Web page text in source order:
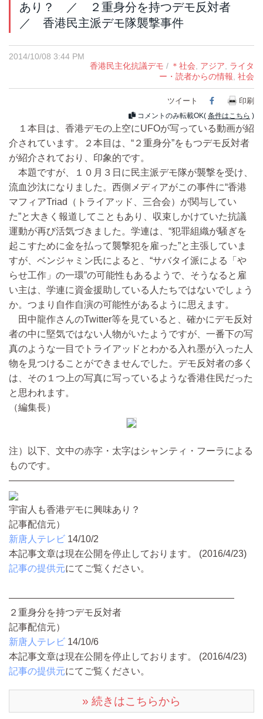
あり？ ／ ２重身分を持つデモ反対者
／ 香港民主派デモ隊襲撃事件
2014/10/08 3:44 PM
香港民主化抗議デモ / ＊社会 アジア
ライタ
ー・読者からの情報 社会
ツイート Facebook
印刷
コメントのみ転載OK( 条件はこちら )
１本目は、香港デモの上空にUFOが写っている動画が紹
介されています。２本目は、“２重身分”をもつデモ反対者
が紹介されており、印象的です。
本題ですが、１０月３日に民主派デモ隊が襲撃を受け、
流血沙汰になりました。西側メディアがこの事件に“香港
マフィアTriad（トライアッド、三合会）が関与してい
た”と大きく報道してこともあり、収束しかけていた抗議
運動が再び活気づきました。学連は、“犯罪組織が騒ぎを
起こすために金を払って襲撃犯を雇った”と主張していま
すが、ベンジャミン氏によると、“サバタイ派による「や
らせ工作」の一環”の可能性もあるようで、そうなると雇
い主は、学連に資金援助している人たちではないでしょう
か。つまり自作自演の可能性があるように思えます。
田中龍作さんのTwitter等を見ていると、確かにデモ反対
者の中に堅気ではない人物がいたようですが、一番下の写
真のような一目でトライアッドとわかる入れ墨が入った人
物を見つけることができませんでした。デモ反対者の多く
は、その１つ上の写真に写っているような香港住民だった
と思われます。
（編集長）
注）以下、文中の赤字・太字はシャンティ・フーラによる
ものです。
————————————————————————
宇宙人も香港デモに興味あり？
記事配信元）
新唐人テレビ 14/10/2
本記事文章は現在公開を停止しております。 (2016/4/23)
記事の提供元にてご覧ください。
————————————————————————
２重身分を持つデモ反対者
記事配信元）
新唐人テレビ 14/10/6
本記事文章は現在公開を停止しております。 (2016/4/23)
記事の提供元にてご覧ください。
» 続きはこちらから